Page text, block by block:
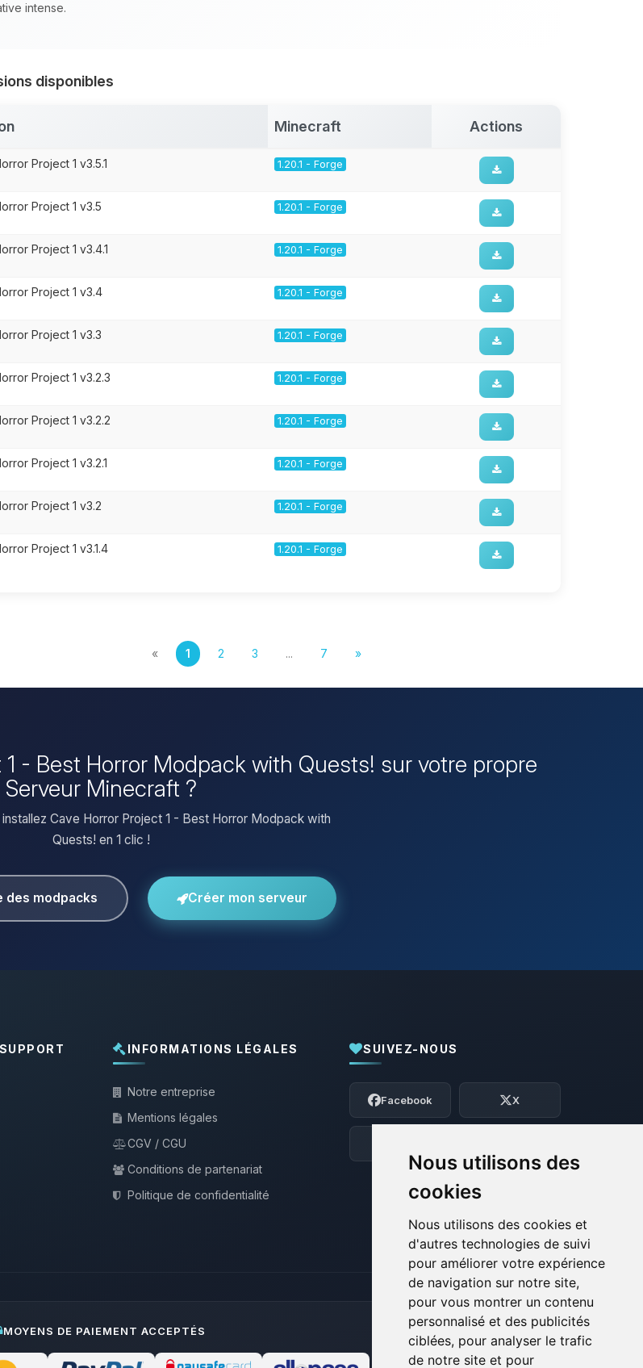
Nous utilisons des
cookies
Nous utilisons des cookies et
d'autres technologies de suivi
pour améliorer votre expérience
de navigation sur notre site,
pour vous montrer un contenu
personnalisé et des publicités
ciblées, pour analyser le trafic
de notre site et pour
intense.
disponibles
Minecraft Actions
Project 1 v3.5.1 1.20.1 - Forge
Project 1 v3.5 1.20.1 - Forge
Project 1 v3.4.1 1.20.1 - Forge
Project 1 v3.4 1.20.1 - Forge
Project 1 v3.3 1.20.1 - Forge
Project 1 v3.2.3 1.20.1 - Forge
Project 1 v3.2.2 1.20.1 - Forge
Project 1 v3.2.1 1.20.1 - Forge
Project 1 v3.2 1.20.1 - Forge
Project 1 v3.1.4 1.20.1 - Forge
« 1 2 3 ... 7 »
- Best Horror Modpack with Quests! sur votre propre
Serveur Minecraft ?
Cave Horror Project 1 - Best Horror Modpack with
Quests! en 1 clic !
des modpacks Créer mon serveur
INFORMATIONS LÉGALES
Notre entreprise
Mentions légales
CGV / CGU
Conditions de partenariat
Politique de confidentialité
SUIVEZ-NOUS
Facebook X
MOYENS DE PAIEMENT ACCEPTÉS
Youpi, enfin quelqu’un pour me parler !
Moi c’est Choupy, ton petit assistant
BoxToPlay. Dis-moi ce dont tu as besoin
et je vais remuer mes petits circuits
08/08/2026 à 15:48